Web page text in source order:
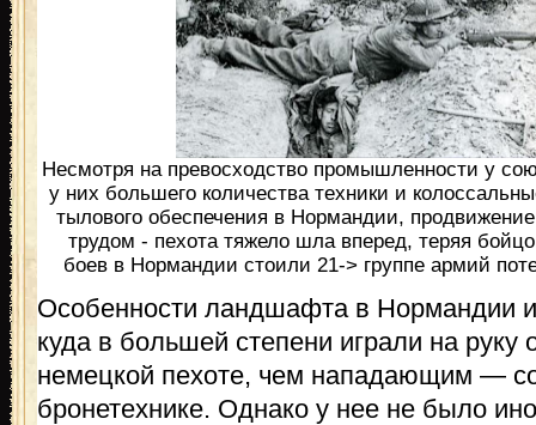
Несмотря на превосходство промышленности у
у них большего количества техники и
тылового обеспечения в Нормандии,
трудом - пехота тяжело шла вперед, теряя
боев в Нормандии стоили 21-> группе армий
Особенности ландшафта в Нормандии
куда в большей степени играли на
немецкой пехоте, чем нападающим —
бронетехнике. Однако у нее не было